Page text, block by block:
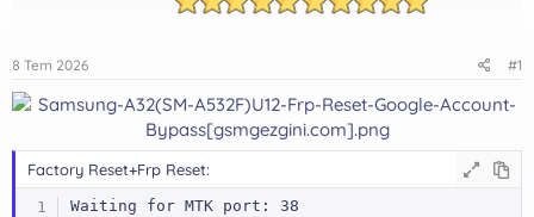
8 Tem 2026 #1
Factory Reset+Frp Reset:
Waiting for MTK port: 38